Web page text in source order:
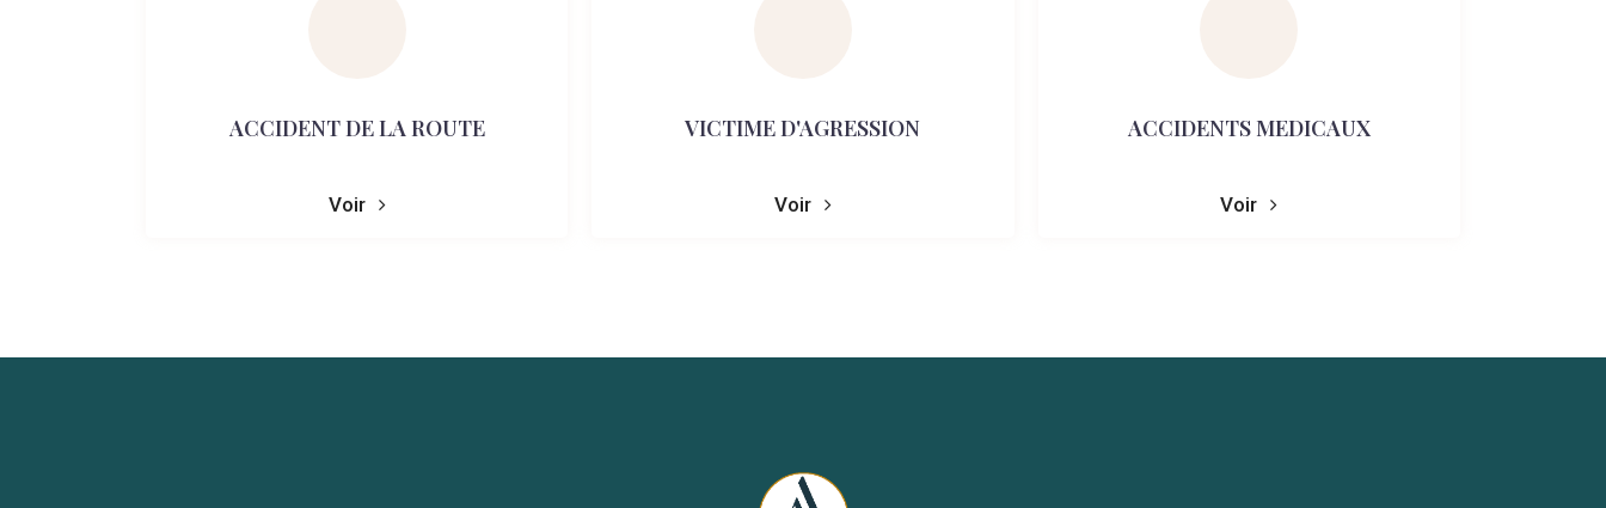
ACCIDENT DE LA ROUTE
Voir
VICTIME D'AGRESSION
Voir
ACCIDENTS MEDICAUX
Voir